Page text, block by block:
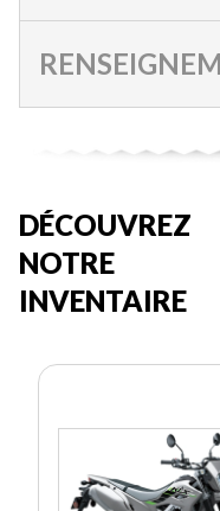
DÉCOUVREZ
NOTRE
INVENTAIRE